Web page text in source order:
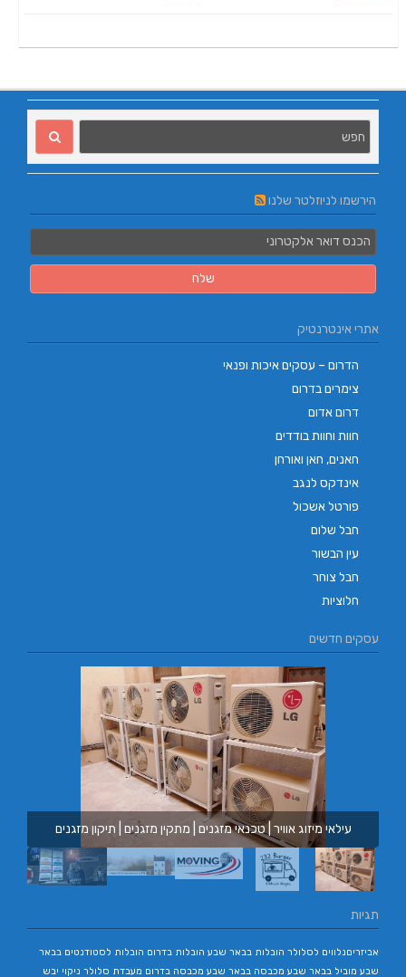
הירשמו לניוזלטר שלנו
אתרי אינטרנטיק
הדרום – עסקים איכות ופנאי
צימרים בדרום
דרום אדום
חוות וחוות בודדים
חאנים, חאן ואורחן
אינדקס לנגב
פורטל אשכול
חבל שלום
עין הבשור
חבל צוחר
חלוציות
עסקים חדשים
עילאי מיזוג אוויר | טכנאי מזגנים | מתקין מזגנים | תיקון מזגנים
תגיות
אביזריםנלווים לסלולר הובלות בבאר שבע הובלות בדרום הובלות לסטודנטים בבאר
שבע מוביל בבאר שבע מכבסה בבאר שבע מכבסה בדרום מעבדת סלולר ניקוי יבש